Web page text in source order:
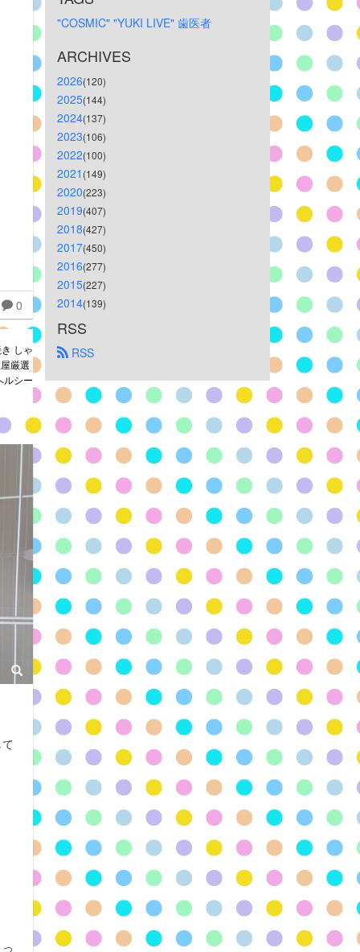
0
しゃ
厳選
ルシー
"COSMIC" "YUKI LIVE" 歯医者
ARCHIVES
2026(120)
2025(144)
2024(137)
2023(106)
2022(100)
2021 (149)
2020(223)
2019(407)
2018(427)
2017(450)
2016(277)
2015(227)
2014(139)
RSS
RSS